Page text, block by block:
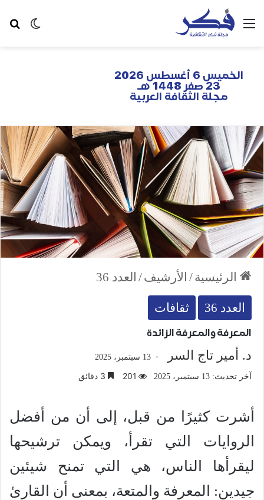
الخميس 6 أغسطس 2026
23 صفر 1448 هـ
مجلة الثقافة العربية
الرئيسية/ الأرشيف/ العدد 36
العدد 36 ثقافات
المعرفة والمعرفة الزائدة
د. أمير تاج السر 13 سبتمبر، 2025
آخر تحديث: 13 سبتمبر، 2025 201
أشرت كثيرًا من قبل، إلى أن من أفضل
الروايات التي تقرأ، ويمكن ترشيحها
ليقرأها الناس، هي التي تمنح شيئين
جيدين: المعرفة والمتعة، بمعنى أن القارئ